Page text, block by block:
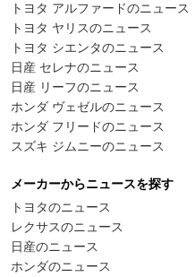
トヨタ アルファードのニュース
トヨタ ヤリスのニュース
トヨタ シエンタのニュース
日産 セレナのニュース
日産 リーフのニュース
ホンダ ヴェゼルのニュース
ホンダ フリードのニュース
スズキ ジムニーのニュース
メーカーからニュースを探す
トヨタのニュース
レクサスのニュース
日産のニュース
ホンダのニュース